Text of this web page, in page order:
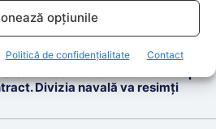
opțiunile
Politică de confidențialitate Contact
pentru prosumatori în România.
clare și drepturi extinse
Divizia navală va resimți